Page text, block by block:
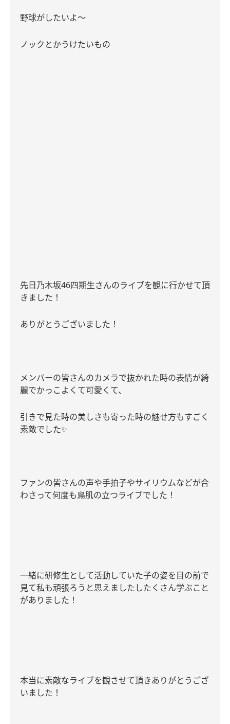
野球がしたいよ〜
ノックとかうけたいもの
先日乃木坂46四期生さんのライブを観に行かせて頂
きました！
ありがとうございました！
メンバーの皆さんのカメラで抜かれた時の表情が綺
麗でかっこよくて可愛くて、
引きで見た時の美しさも寄った時の魅せ方もすごく
素敵でした✨
ファンの皆さんの声や手拍子やサイリウムなどが合
わさって何度も鳥肌の立つライブでした！
一緒に研修生として活動していた子の姿を目の前で
見て私も頑張ろうと思えましたしたくさん学ぶこと
がありました！
本当に素敵なライブを観させて頂きありがとうござ
いました！